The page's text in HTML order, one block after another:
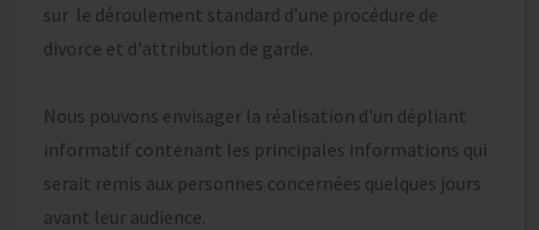
sur le déroulement standard d’une procédure de
divorce et d'attribution de garde.
Nous pouvons envisager la réalisation d'un dépliant
informatif contenant les principales informations qui
serait remis aux personnes concernées quelques jours
avant leur audience.